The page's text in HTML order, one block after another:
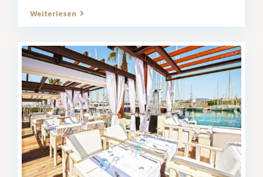
Weiterlesen